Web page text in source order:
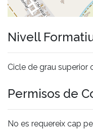
Nivell
Cicle de grau superior
Permisos de
No es requereix cap